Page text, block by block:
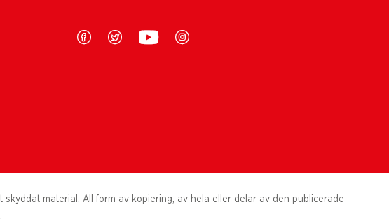
material. All form av kopiering, av hela eller delar av den publicerade